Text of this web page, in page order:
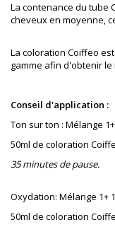
La contenance du tube
cheveux en moyenne,
La coloration Coiffeo
gamme afin d'obtenir
Conseil d'application :
Ton sur ton : Mélange
50ml de coloration
35 minutes de pause.
Oxydation: Mélange 1+
50ml de coloration